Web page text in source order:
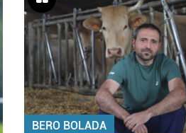
BERO BOLADA